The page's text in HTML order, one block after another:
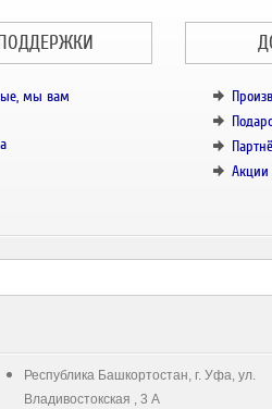
мы вам
Акции
Республика Башкортостан, г. Уфа, ул.
Владивостокская , 3 А